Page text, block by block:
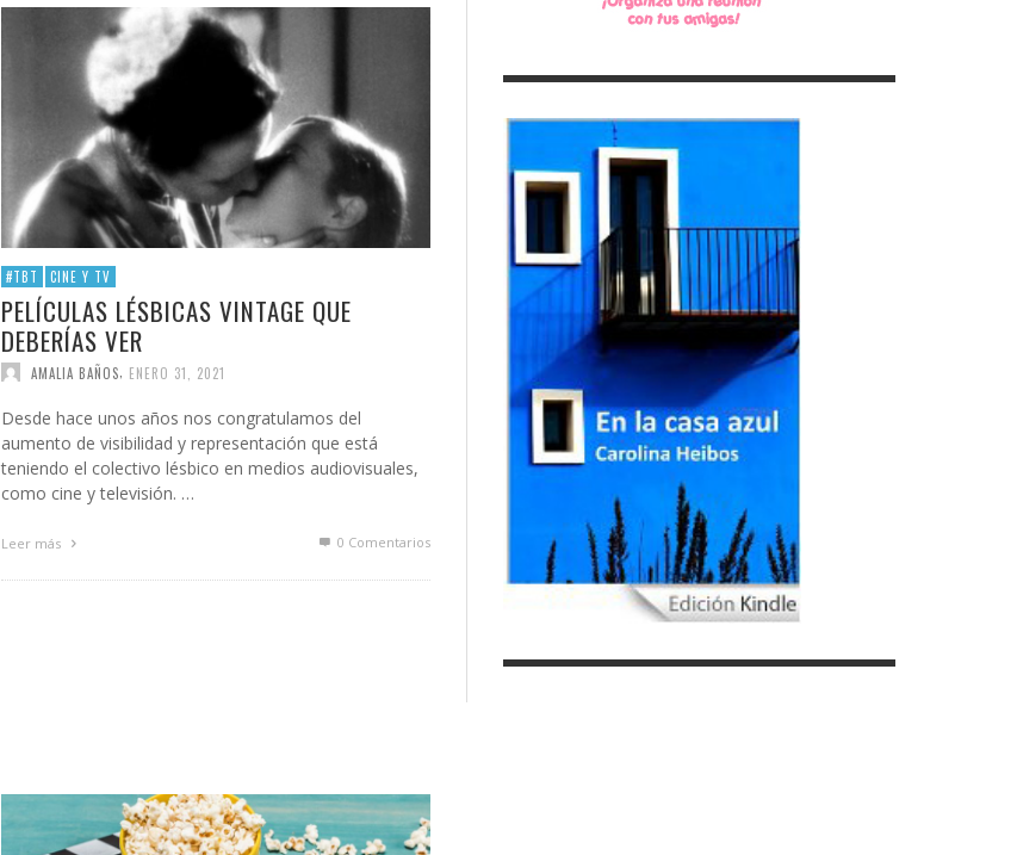
#TBT CINE Y TV
PELÍCULAS LÉSBICAS VINTAGE QUE
DEBERÍAS VER
AMALIA BAÑOS ENERO 31, 2021
Desde hace unos años nos congratulamos del
aumento de visibilidad y representación que está
teniendo el colectivo lésbico en medios audiovisuales,
como cine y televisión. …
Leer más 0 Comentarios